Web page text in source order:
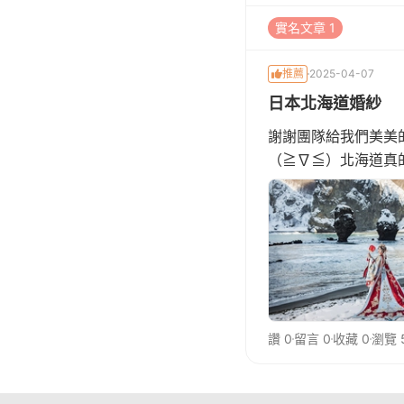
實名文章 1
推薦 2025-04-07
日本北海道婚紗
謝謝團隊給我們美
（≧∇≦）北海道真
讚 0 留言 0 收藏 0瀏覽